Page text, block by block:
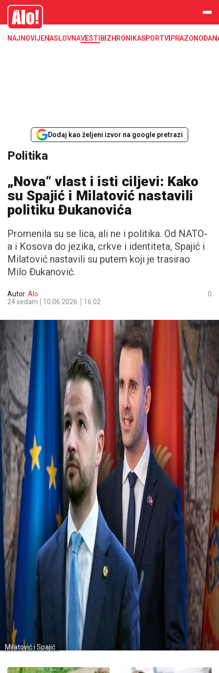
Alo
NAJNOVIJENASLOVNAVESTI BIZHRONIKASPORTVIPRAZONODA
Dodaj kao željeni izvor na google pretrazi
Politika
„Nova“ vlast i isti ciljevi: Kako
su Spajić i Milatović nastavili
politiku Đukanovića
Promenila su se lica, ali ne i politika. Od NATO-
a i Kosova do jezika, crkve i identiteta, Spajić i
Milatović nastavili su putem koji je trasirao
Milo Đukanović.
Autor: Alo
24 sedam
10.06.2026. 16:02
0
Milatović i Spajić